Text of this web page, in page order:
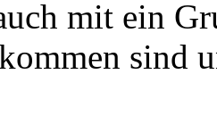
mit ein
sind